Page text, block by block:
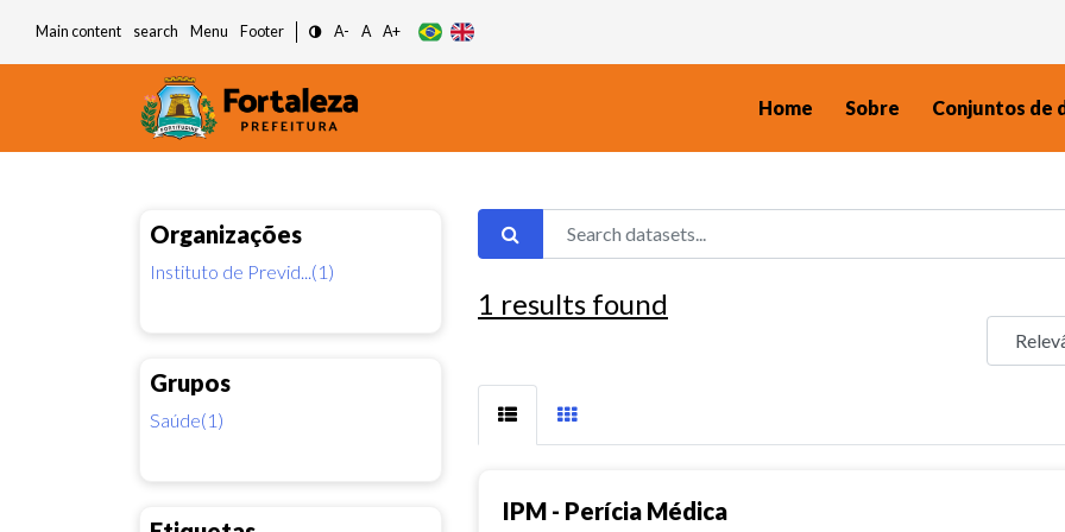
Main content search Menu Footer A- A A+
Home Sobre Conjuntos de
Organizações
Instituto de Previd...(1)
Grupos
Saúde(1)
1 results found
IPM - Perícia Médica